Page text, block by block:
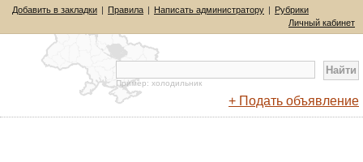
Добавить в закладки | Правила | Написать администратору | Рубрики
Личный кабинет
Пример: холодильник
+ Подать объявление